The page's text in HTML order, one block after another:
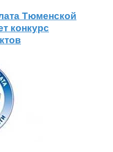
Тюменской
конкурс